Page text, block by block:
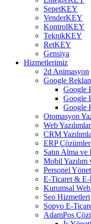
SepetKEY
VenderKEY
KontrolKEY
TeknikKEY
RetKEY
Gensiya
Hizmetlerimiz
2d Animasyon
Google
Google
Google
Google
Otomasyon
Web
CRM
ERP
Satın Alma ve
Mobil
Personel
E-Ticaret & E-
Kurumsal
Seo Hizmetleri
Sopyo E-
AdamPos